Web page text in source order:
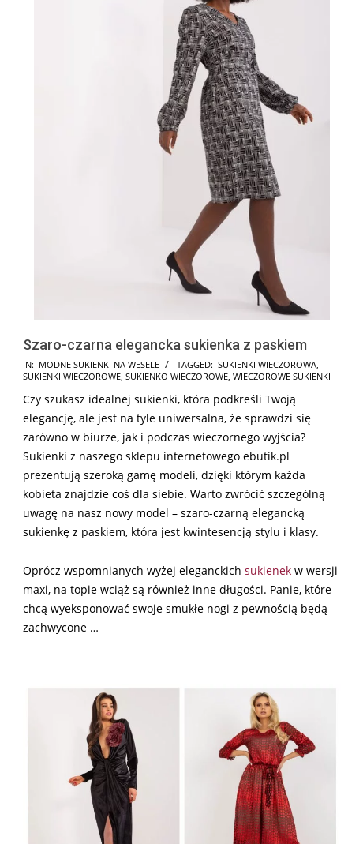
Szaro-czarna elegancka sukienka z paskiem
2024-
08-
15
IN: MODNE SUKIENKI NA WESELE TAGGED: SUKIENKI WIECZOROWA,
SUKIENKI WIECZOROWE, SUKIENKO WIECZOROWE, WIECZOROWE SUKIENKI
Czy szukasz idealnej sukienki, która podkreśli Twoją
elegancję, ale jest na tyle uniwersalna, że sprawdzi się
zarówno w biurze, jak i podczas wieczornego wyjścia?
Sukienki z naszego sklepu internetowego ebutik.pl
prezentują szeroką gamę modeli, dzięki którym każda
kobieta znajdzie coś dla siebie. Warto zwrócić szczególną
uwagę na nasz nowy model – szaro-czarną elegancką
sukienkę z paskiem, która jest kwintesencją stylu i klasy.
Oprócz wspomnianych wyżej eleganckich sukienek w wersji
maxi, na topie wciąż są również inne długości. Panie, które
chcą wyeksponować swoje smukłe nogi z pewnością będą
zachwycone …